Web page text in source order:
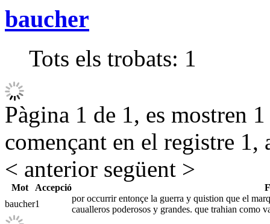
baucher
Tots els trobats: 1
Pàgina 1 de 1, es mostren
començant en el registre 1,
< anterior següent >
Mot Accepció
baucher1
por occurrir entonçe la guerra y quistion que el
caualleros poderosos y grandes. que trahian como